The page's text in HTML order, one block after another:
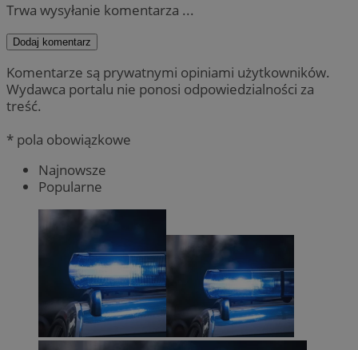
Trwa wysyłanie komentarza ...
Dodaj komentarz
Komentarze są prywatnymi opiniami użytkowników.
Wydawca portalu nie ponosi odpowiedzialności za
treść.
* pola obowiązkowe
Najnowsze
Popularne